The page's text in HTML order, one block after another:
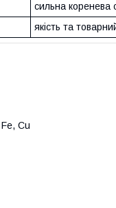
сильна коренева
якість та
Cu